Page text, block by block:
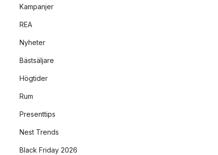
Kampanjer
REA
Nyheter
Bästsäljare
Högtider
Rum
Presenttips
Nest Trends
Black Friday 2026